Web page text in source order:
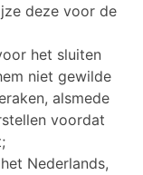
deze voor de
het sluiten
niet gewilde
alsmede
voordat
Nederlands,